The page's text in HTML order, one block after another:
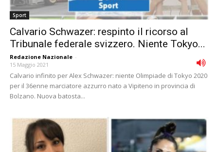
Sport
Calvario Schwazer: respinto il ricorso al
Tribunale federale svizzero. Niente Tokyo...
Redazione Nazionale -
15 Maggio 2021
Calvario infinito per Alex Schwazer: niente Olimpiade di Tokyo 2020
per il 36enne marciatore azzurro nato a Vipiteno in provincia di
Bolzano. Nuova batosta...